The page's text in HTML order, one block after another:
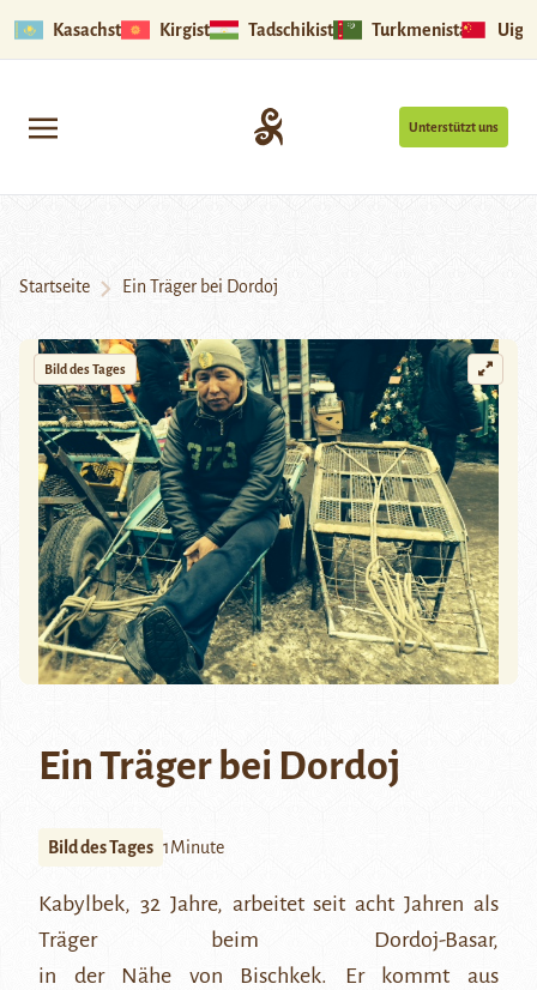
Kasachstan Kirgistan Tadschikistan Turkmenistan
Unterstützt uns
Startseite Ein Träger bei Dordoj
Bild des Tages
Ein Träger bei Dordoj
Bild des Tages 1Minute
Kabylbek, 32 Jahre, arbeitet seit acht Jahren als
Träger beim Dordoj-Basar,
in der Nähe von Bischkek. Er kommt aus